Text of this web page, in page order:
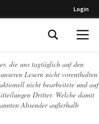
Login
die uns tagtäglich auf den
Lesern nicht vorenthalten
nicht bearbeitete und auf
Dritter. Welche damit
Absender außerhalb